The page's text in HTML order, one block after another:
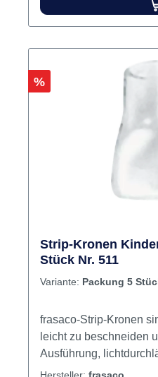
Rabatt
%
Strip-Kronen
Stück Nr. 511
Variante: Packung 5
frasaco-Strip-Kronen
leicht zu beschneiden
Ausführung,
Polymerisationslicht.